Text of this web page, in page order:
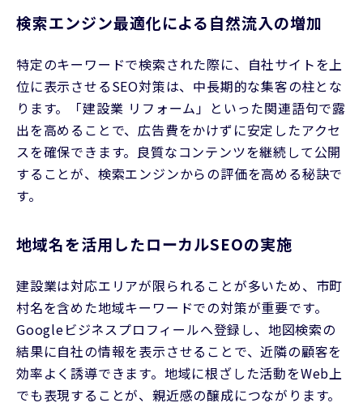
検索エンジン最適化による自然流入の増加
特定のキーワードで検索された際に、自社サイトを上
位に表示させるSEO対策は、中長期的な集客の柱とな
ります。「建設業 リフォーム」といった関連語句で露
出を高めることで、広告費をかけずに安定したアクセ
スを確保できます。良質なコンテンツを継続して公開
することが、検索エンジンからの評価を高める秘訣で
す。
地域名を活用したローカルSEOの実施
建設業は対応エリアが限られることが多いため、市町
村名を含めた地域キーワードでの対策が重要です。
Googleビジネスプロフィールへ登録し、地図検索の
結果に自社の情報を表示させることで、近隣の顧客を
効率よく誘導できます。地域に根ざした活動をWeb上
でも表現することが、親近感の醸成につながります。